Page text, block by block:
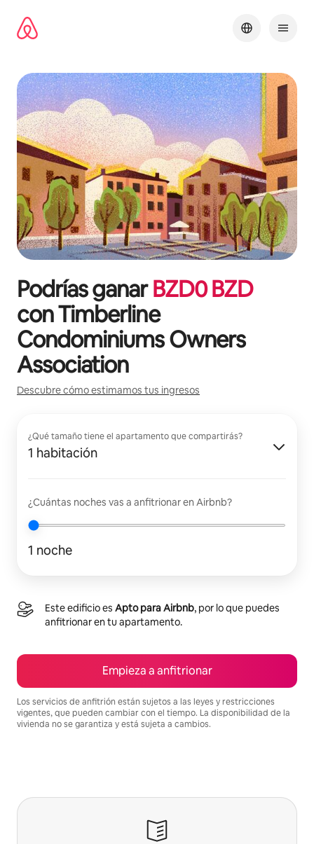
contenido
Podrías ganarBZD0BZD
conTimberline
Condominiums Owners
Association
Descubre cómo estimamos tus ingresos
¿Qué tamaño tiene el apartamento que compartirás?
1 habitación
¿Cuántas noches vas a anfitrionar en Airbnb?
1 noche
Este edificio es Apto para Airbnb, por lo que puedes
anfitrionar en tu apartamento.
Empieza a anfitrionar
Los servicios de anfitrión están sujetos a las leyes y restricciones
vigentes, que pueden cambiar con el tiempo. La disponibilidad de la
vivienda no se garantiza y está sujeta a cambios.